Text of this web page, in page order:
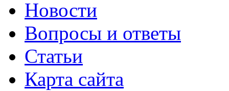
Новости
Вопросы и ответы
Статьи
Карта сайта